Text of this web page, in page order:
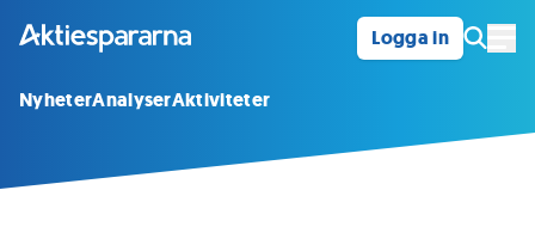
Logga in
NyheterAnalyserAktiviteter